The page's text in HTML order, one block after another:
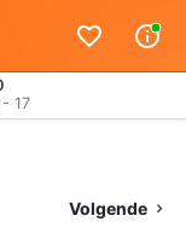
17
Volgende